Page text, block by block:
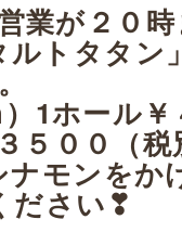
業が２０
トタタン
1ホール
００（
モンを
ださい❣